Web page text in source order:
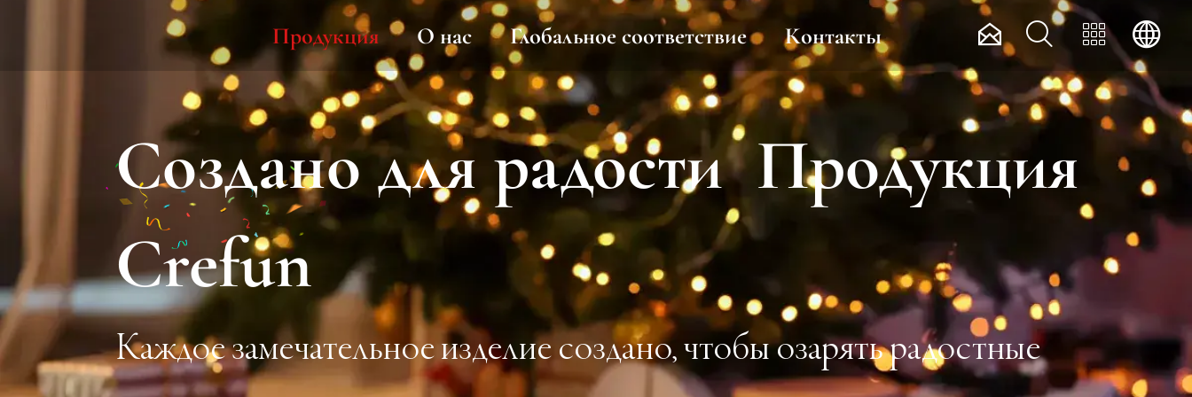
Продукция О нас Глобальное соответствие Контакты    
Создано для радости Продукция
Crefun
Каждое замечательное изделие создано, чтобы озарять радостные